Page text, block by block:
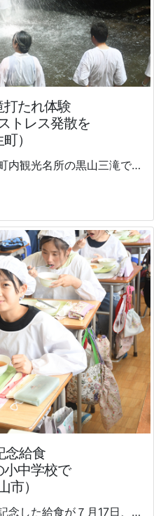
たれ体験
トレス発散を
）
越生町観光協会は７月27日、町内観光名所の黒山三滝で滝打たれ体験会を催した。
念給食
中学校で
市）
東松山市の市制施行70周年を記念した給食が７月17日、市内の全公立小中学校で提供された。